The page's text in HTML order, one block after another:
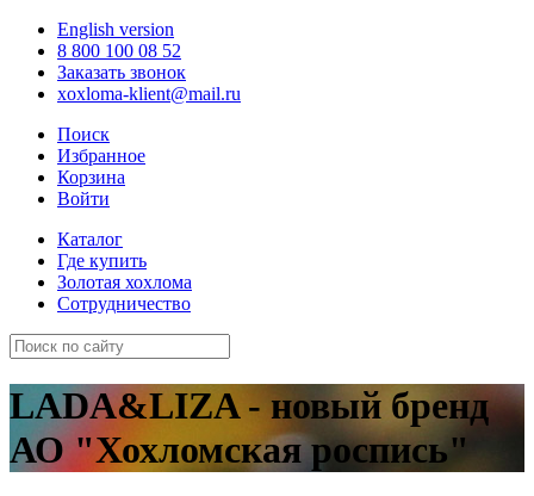
English version
8 800 100 08 52
Заказать звонок
xoxloma-klient@mail.ru
Поиск
Избранное
Корзина
Войти
Каталог
Где купить
Золотая хохлома
Сотрудничество
LADA&LIZA - новый бренд
АО "Хохломская роспись"